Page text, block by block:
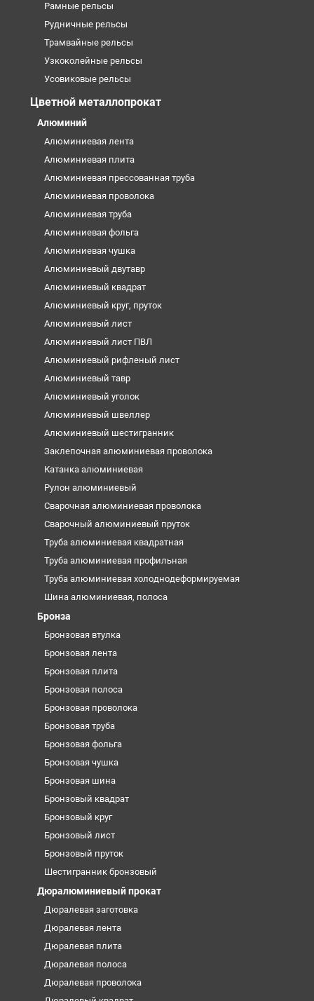
Рамные рельсы
Рудничные рельсы
Трамвайные рельсы
Узкоколейные рельсы
Усовиковые рельсы
Цветной металлопрокат
Алюминий
Алюминиевая лента
Алюминиевая плита
Алюминиевая прессованная труба
Алюминиевая проволока
Алюминиевая труба
Алюминиевая фольга
Алюминиевая чушка
Алюминиевый двутавр
Алюминиевый квадрат
Алюминиевый круг, пруток
Алюминиевый лист
Алюминиевый лист ПВЛ
Алюминиевый рифленый лист
Алюминиевый тавр
Алюминиевый уголок
Алюминиевый швеллер
Алюминиевый шестигранник
Заклепочная алюминиевая проволока
Катанка алюминиевая
Рулон алюминиевый
Сварочная алюминиевая проволока
Сварочный алюминиевый пруток
Труба алюминиевая квадратная
Труба алюминиевая профильная
Труба алюминиевая холоднодеформируемая
Шина алюминиевая, полоса
Бронза
Бронзовая втулка
Бронзовая лента
Бронзовая плита
Бронзовая полоса
Бронзовая проволока
Бронзовая труба
Бронзовая фольга
Бронзовая чушка
Бронзовая шина
Бронзовый квадрат
Бронзовый круг
Бронзовый лист
Бронзовый пруток
Шестигранник бронзовый
Дюралюминиевый прокат
Дюралевая заготовка
Дюралевая лента
Дюралевая плита
Дюралевая полоса
Дюралевая проволока